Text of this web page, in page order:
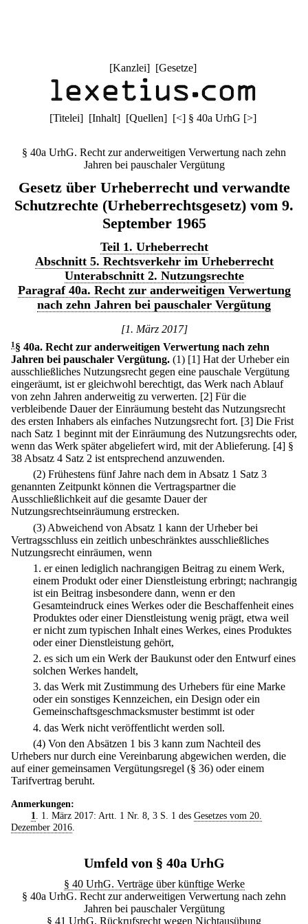
[Kanzlei] [Gesetze]
[Titelei] [Inhalt] [Quellen] [<] § 40a UrhG [>]
§ 40a UrhG. Recht zur anderweitigen Verwertung nach zehn
Jahren bei pauschaler Vergütung
Gesetz über Urheberrecht und verwandte
Schutzrechte (Urheberrechtsgesetz) vom 9.
September 1965
Teil 1. Urheberrecht
Abschnitt 5. Rechtsverkehr im Urheberrecht
Unterabschnitt 2. Nutzungsrechte
Paragraf 40a. Recht zur anderweitigen Verwertung
nach zehn Jahren bei pauschaler Vergütung
[1. März 2017]
1 § 40a. Recht zur anderweitigen Verwertung nach zehn
Jahren bei pauschaler Vergütung. (1) [1] Hat der Urheber ein
ausschließliches Nutzungsrecht gegen eine pauschale Vergütung
eingeräumt, ist er gleichwohl berechtigt, das Werk nach Ablauf
von zehn Jahren anderweitig zu verwerten. [2] Für die
verbleibende Dauer der Einräumung besteht das Nutzungsrecht
des ersten Inhabers als einfaches Nutzungsrecht fort. [3] Die Frist
nach Satz 1 beginnt mit der Einräumung des Nutzungsrechts oder,
wenn das Werk später abgeliefert wird, mit der Ablieferung. [4] §
38 Absatz 4 Satz 2 ist entsprechend anzuwenden.
(2) Frühestens fünf Jahre nach dem in Absatz 1 Satz 3
genannten Zeitpunkt können die Vertragspartner die
Ausschließlichkeit auf die gesamte Dauer der
Nutzungsrechtseinräumung erstrecken.
(3) Abweichend von Absatz 1 kann der Urheber bei
Vertragsschluss ein zeitlich unbeschränktes ausschließliches
Nutzungsrecht einräumen, wenn
1. er einen lediglich nachrangigen Beitrag zu einem Werk,
einem Produkt oder einer Dienstleistung erbringt; nachrangig
ist ein Beitrag insbesondere dann, wenn er den
Gesamteindruck eines Werkes oder die Beschaffenheit eines
Produktes oder einer Dienstleistung wenig prägt, etwa weil
er nicht zum typischen Inhalt eines Werkes, eines Produktes
oder einer Dienstleistung gehört,
2. es sich um ein Werk der Baukunst oder den Entwurf eines
solchen Werkes handelt,
3. das Werk mit Zustimmung des Urhebers für eine Marke
oder ein sonstiges Kennzeichen, ein Design oder ein
Gemeinschaftsgeschmacksmuster bestimmt ist oder
4. das Werk nicht veröffentlicht werden soll.
(4) Von den Absätzen 1 bis 3 kann zum Nachteil des
Urhebers nur durch eine Vereinbarung abgewichen werden, die
auf einer gemeinsamen Vergütungsregel (§ 36) oder einem
Tarifvertrag beruht.
Anmerkungen:
1
. 1. März 2017: Artt. 1 Nr. 8, 3 S. 1 des Gesetzes vom 20.
Dezember 2016
Umfeld von § 40a UrhG
§ 40 UrhG. Verträge über künftige Werke
§ 40a UrhG. Recht zur anderweitigen Verwertung nach zehn
Jahren bei pauschaler Vergütung
§ 41 UrhG. Rückrufsrecht wegen Nichtausübung